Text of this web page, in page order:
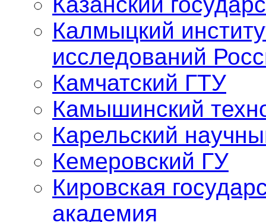
Калмыцкий
исследований
Камчатский ГТУ
Камышинский
Карельский
Кемеровский ГУ
Кировская
академия